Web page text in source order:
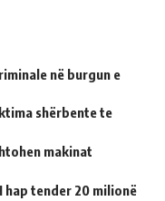
në burgun e
shërbente te
makinat
hap tender 20 milionë